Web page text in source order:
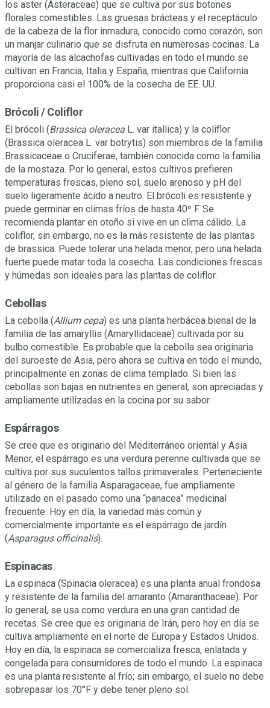
los aster (Asteraceae) que se cultiva por sus botones
florales comestibles. Las gruesas brácteas y el receptáculo
de la cabeza de la flor inmadura, conocido como corazón, son
un manjar culinario que se disfruta en numerosas cocinas. La
mayoría de las alcachofas cultivadas en todo el mundo se
cultivan en Francia, Italia y España, mientras que California
proporciona casi el 100% de la cosecha de EE. UU.
Brócoli / Coliflor
El brócoli (Brassica oleracea L. var itallica) y la coliflor
(Brassica oleracea L. var botrytis) son miembros de la familia
Brassicaceae o Cruciferae, también conocida como la familia
de la mostaza. Por lo general, estos cultivos prefieren
temperaturas frescas, pleno sol, suelo arenoso y pH del
suelo ligeramente ácido a neutro. El brócoli es resistente y
puede germinar en climas fríos de hasta 40º F. Se
recomienda plantar en otoño si vive en un clima cálido. La
coliflor, sin embargo, no es la más resistente de las plantas
de brassica. Puede tolerar una helada menor, pero una helada
fuerte puede matar toda la cosecha. Las condiciones frescas
y húmedas son ideales para las plantas de coliflor.
Cebollas
La cebolla (Allium cepa) es una planta herbácea bienal de la
familia de las amaryllis (Amaryllidaceae) cultivada por su
bulbo comestible. Es probable que la cebolla sea originaria
del suroeste de Asia, pero ahora se cultiva en todo el mundo,
principalmente en zonas de clima templado. Si bien las
cebollas son bajas en nutrientes en general, son apreciadas y
ampliamente utilizadas en la cocina por su sabor.
Espárragos
Se cree que es originario del Mediterráneo oriental y Asia
Menor, el espárrago es una verdura perenne cultivada que se
cultiva por sus suculentos tallos primaverales. Perteneciente
al género de la familia Asparagaceae, fue ampliamente
utilizado en el pasado como una “panacea” medicinal
frecuente. Hoy en día, la variedad más común y
comercialmente importante es el espárrago de jardín
(Asparagus officinalis).
Espinacas
La espinaca (Spinacia oleracea) es una planta anual frondosa
y resistente de la familia del amaranto (Amaranthaceae). Por
lo general, se usa como verdura en una gran cantidad de
recetas. Se cree que es originaria de Irán, pero hoy en día se
cultiva ampliamente en el norte de Europa y Estados Unidos.
Hoy en día, la espinaca se comercializa fresca, enlatada y
congelada para consumidores de todo el mundo. La espinaca
es una planta resistente al frío; sin embargo, el suelo no debe
sobrepasar los 70°F y debe tener pleno sol.